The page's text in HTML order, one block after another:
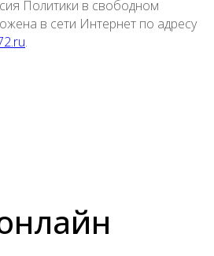
Политики в свободном
в сети Интернет по адресу
.